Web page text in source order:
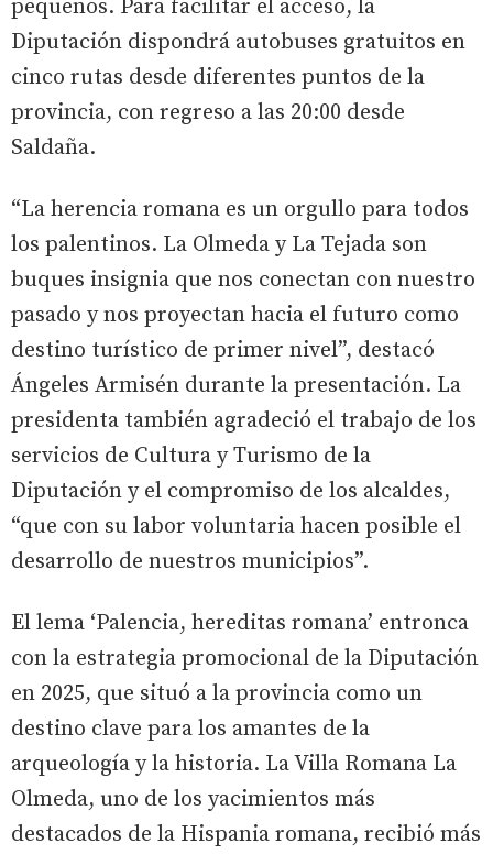
pequeños. Para facilitar el acceso, la
Diputación dispondrá autobuses gratuitos en
cinco rutas desde diferentes puntos de la
provincia, con regreso a las 20:00 desde
Saldaña.
“La herencia romana es un orgullo para todos
los palentinos. La Olmeda y La Tejada son
buques insignia que nos conectan con nuestro
pasado y nos proyectan hacia el futuro como
destino turístico de primer nivel”, destacó
Ángeles Armisén durante la presentación. La
presidenta también agradeció el trabajo de los
servicios de Cultura y Turismo de la
Diputación y el compromiso de los alcaldes,
“que con su labor voluntaria hacen posible el
desarrollo de nuestros municipios”.
El lema ‘Palencia, hereditas romana’ entronca
con la estrategia promocional de la Diputación
en 2025, que situó a la provincia como un
destino clave para los amantes de la
arqueología y la historia. La Villa Romana La
Olmeda, uno de los yacimientos más
destacados de la Hispania romana, recibió más